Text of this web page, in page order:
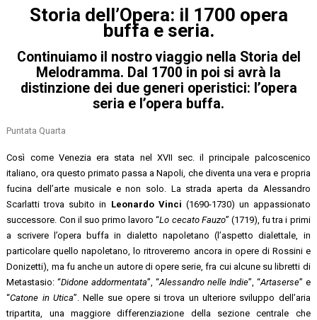
Storia dell’Opera: il 1700 opera
buffa e seria.
Continuiamo il nostro viaggio nella Storia del
Melodramma. Dal 1700 in poi si avrà la
distinzione dei due generi operistici: l’opera
seria e l’opera buffa.
Puntata Quarta
Così come Venezia era stata nel XVII sec. il principale palcoscenico
italiano, ora questo primato passa a Napoli, che diventa una vera e propria
fucina dell’arte musicale e non solo. La strada aperta da Alessandro
Scarlatti trova subito in Leonardo Vinci (1690-1730) un appassionato
successore. Con il suo primo lavoro “Lo cecato Fauzo” (1719), fu tra i primi
a scrivere l’opera buffa in dialetto napoletano (l’aspetto dialettale, in
particolare quello napoletano, lo ritroveremo ancora in opere di Rossini e
Donizetti), ma fu anche un autore di opere serie, fra cui alcune su libretti di
Metastasio: “Didone addormentata”, “Alessandro nelle Indie”, “Artaserse” e
“Catone in Utica”. Nelle sue opere si trova un ulteriore sviluppo dell’aria
tripartita, una maggiore differenziazione della sezione centrale che